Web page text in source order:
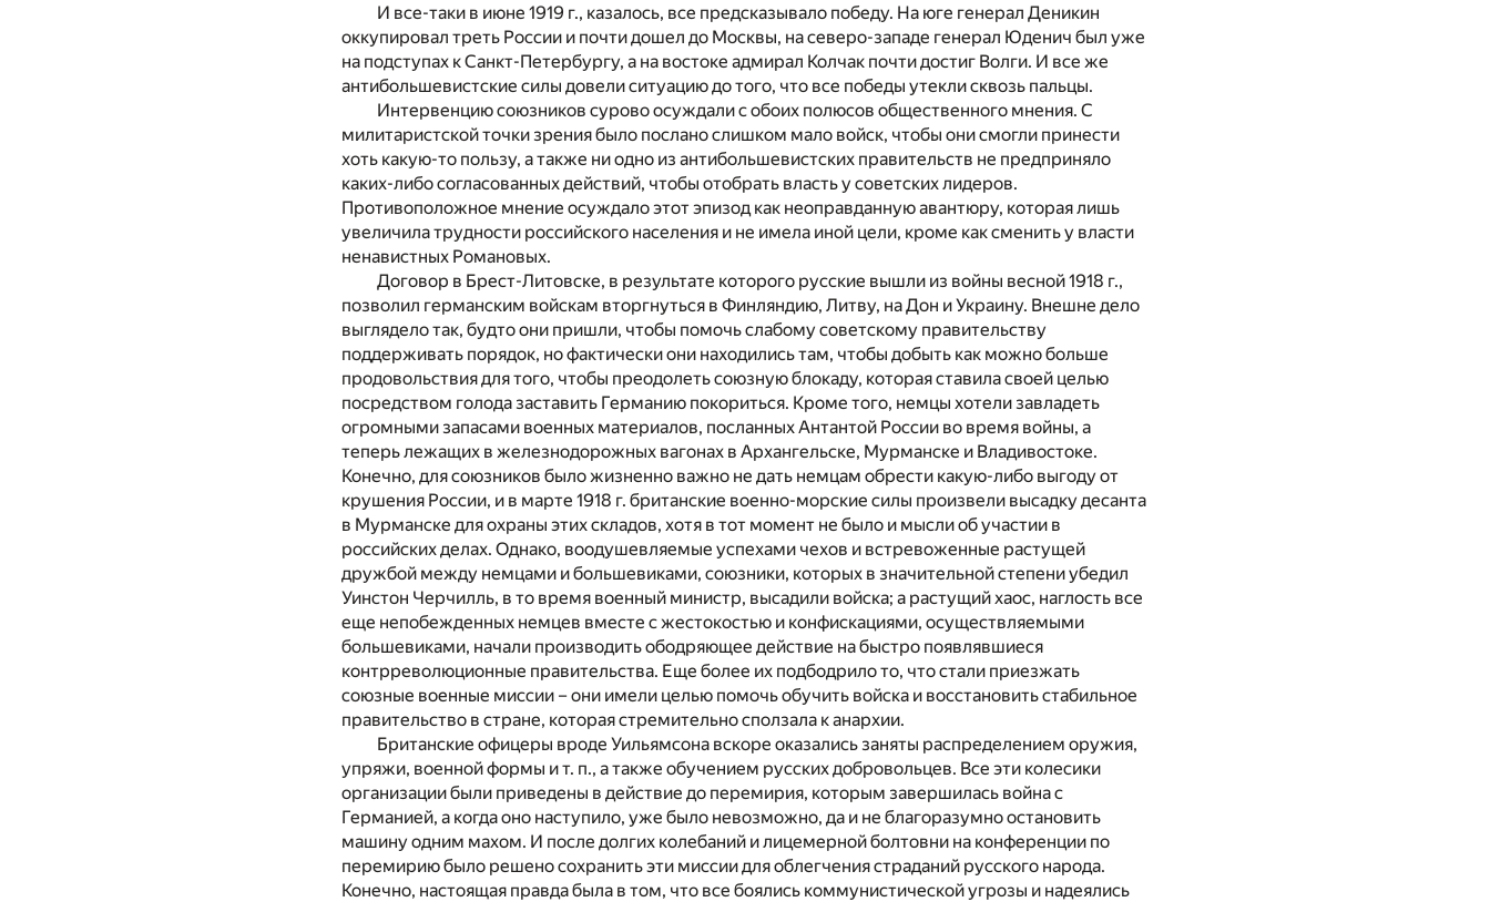
И все-таки в июне 1919 г., казалось, все предсказывало победу. На юге генерал Деникин
оккупировал треть России и почти дошел до Москвы, на северо-западе генерал Юденич был уже
на подступах к Санкт-Петербургу, а на востоке адмирал Колчак почти достиг Волги. И все же
антибольшевистские силы довели ситуацию до того, что все победы утекли сквозь пальцы.
Интервенцию союзников сурово осуждали с обоих полюсов общественного мнения. С
милитаристской точки зрения было послано слишком мало войск, чтобы они смогли принести
хоть какую-то пользу, а также ни одно из антибольшевистских правительств не предприняло
каких-либо согласованных действий, чтобы отобрать власть у советских лидеров.
Противоположное мнение осуждало этот эпизод как неоправданную авантюру, которая лишь
увеличила трудности российского населения и не имела иной цели, кроме как сменить у власти
ненавистных Романовых.
Договор в Брест-Литовске, в результате которого русские вышли из войны весной 1918 г.,
позволил германским войскам вторгнуться в Финляндию, Литву, на Дон и Украину. Внешне дело
выглядело так, будто они пришли, чтобы помочь слабому советскому правительству
поддерживать порядок, но фактически они находились там, чтобы добыть как можно больше
продовольствия для того, чтобы преодолеть союзную блокаду, которая ставила своей целью
посредством голода заставить Германию покориться. Кроме того, немцы хотели завладеть
огромными запасами военных материалов, посланных Антантой России во время войны, а
теперь лежащих в железнодорожных вагонах в Архангельске, Мурманске и Владивостоке.
Конечно, для союзников было жизненно важно не дать немцам обрести какую-либо выгоду от
крушения России, и в марте 1918 г. британские военно-морские силы произвели высадку десанта
в Мурманске для охраны этих складов, хотя в тот момент не было и мысли об участии в
российских делах. Однако, воодушевляемые успехами чехов и встревоженные растущей
дружбой между немцами и большевиками, союзники, которых в значительной степени убедил
Уинстон Черчилль, в то время военный министр, высадили войска; а растущий хаос, наглость все
еще непобежденных немцев вместе с жестокостью и конфискациями, осуществляемыми
большевиками, начали производить ободряющее действие на быстро появлявшиеся
контрреволюционные правительства. Еще более их подбодрило то, что стали приезжать
союзные военные миссии – они имели целью помочь обучить войска и восстановить стабильное
правительство в стране, которая стремительно сползала к анархии.
Британские офицеры вроде Уильямсона вскоре оказались заняты распределением оружия,
упряжи, военной формы и т. п., а также обучением русских добровольцев. Все эти колесики
организации были приведены в действие до перемирия, которым завершилась война с
Германией, а когда оно наступило, уже было невозможно, да и не благоразумно остановить
машину одним махом. И после долгих колебаний и лицемерной болтовни на конференции по
перемирию было решено сохранить эти миссии для облегчения страданий русского народа.
Конечно, настоящая правда была в том, что все боялись коммунистической угрозы и надеялись